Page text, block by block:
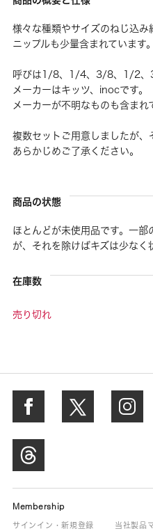
様々な種類やサイズのねじ込み
ニップルも少量含まれています。
呼びは1/8、1/4、3/8、1/2、
メーカーはキッツ、inocです。
メーカーが不明なものも含まれ
複数セットご用意しましたが、
あらかじめご了承ください。
商品の状態
ほとんどが未使用品です。一
が、それを除けばキズは少なく
在庫数
売り切れ
Membership
サインイン・新規登録
当社製品